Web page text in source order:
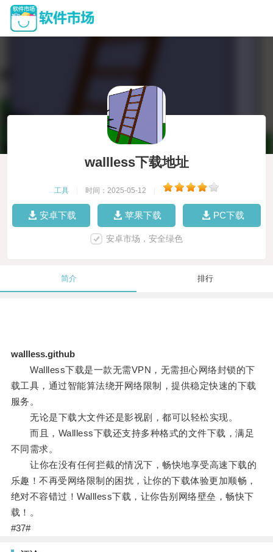
wallless下载地址
工具 时间：2025-05-12
安卓下载 苹果下载 PC下载
安卓市场，安全绿色
简介 排行
wallless.github
Wallless下载是一款无需VPN，无需担心网络封锁的下
载工具，通过智能算法绕开网络限制，提供稳定快速的下载
服务。
无论是下载大文件还是影视剧，都可以轻松实现。
而且，Wallless下载还支持多种格式的文件下载，满足
不同需求。
让你在没有任何拦截的情况下，畅快地享受高速下载的
乐趣！不再受网络限制的困扰，让你的下载体验更加顺畅，
绝对不容错过！Wallless下载，让你告别网络壁垒，畅快下
载！。
#37#